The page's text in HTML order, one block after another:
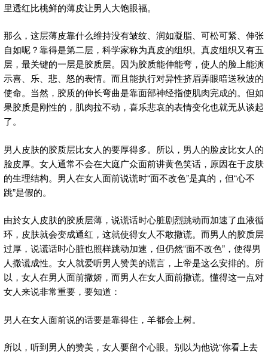
里透红比桃鲜的薄皮让男人大饱眼福。
那么，这层薄皮靠什么维持没有皱纹、润如凝脂、可松可紧、伸张
自如呢？靠得是第二层，科学家称为真皮的组织。真皮组织又有五
层，最关键的一层是胶质层。因为胶质能伸能弯，使人的脸上能演
示喜、乐、悲、怒的表情。而且能执行对异性挤眉弄眼暗送秋波的
使命。当然，胶质的伸长弯曲是靠面部神经指使肌肉完成的。但如
果胶质是刚性的，肌肉拉不动，喜乐悲哀的表情变化也就无从谈起
了。
男人皮肤的胶质层比女人的要厚得多。所以，男人的脸皮比女人的
脸皮厚。女人通常不会在大庭广众面前讲黄色笑话，原因在于皮肤
的生理结构。男人在女人面前说谎时“面不改色”是真的，但“心不
跳”是假的。
由於女人皮肤的胶质层薄，说谎话时心脏剧烈跳动而加速了血液循
环，皮肤就会变成通红，这就使得女人不敢撒谎。而男人的胶质层
过厚，说谎话时心脏也照样跳动加速，但仍然“面不改色”，使得男
人撒谎成性。女人就爱听男人赞美的谎言，上帝是这么安排的。所
以，女人在男人面前撒娇，而男人在女人面前撒谎。懂得这一点对
女人来说非常重要，要知道：
男人在女人面前说的话要是靠得住，羊都会上树。
所以，听到男人的赞美，女人要留个心眼。别以为他说“你看上去